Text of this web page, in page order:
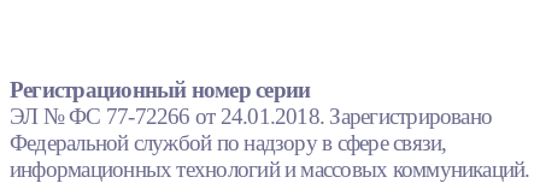
Регистрационный номер серии
ЭЛ № ФС 77-72266 от 24.01.2018. Зарегистрировано
Федеральной службой по надзору в сфере связи,
информационных технологий и массовых коммуникаций.